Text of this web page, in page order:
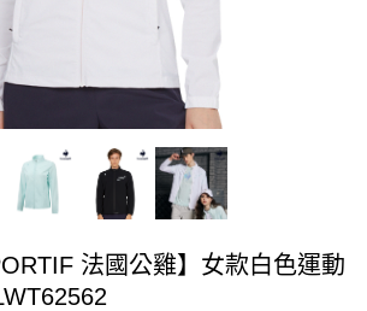
法國公雞】女款白色運動